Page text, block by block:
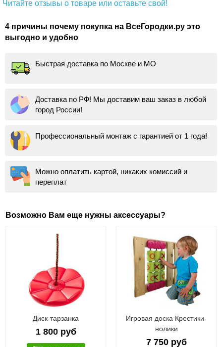
Читайте отзывы о товаре или оставьте свой!
4 причины почему покупка на ВсеГородки.ру это
выгодно и удобно
Быстрая доставка по Москве и МО
Доставка по РФ! Мы доставим ваш заказ в любой
город России!
Профессиональный монтаж с гарантией от 1 года!
Можно оплатить картой, никаких комиссий и
переплат
Возможно Вам еще нужны аксессуары?
Диск-тарзанка
1 800 руб
Игровая доска Крестики-
нолики
7 750 руб